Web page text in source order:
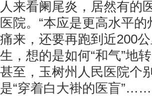
人来看阑尾炎，居然有的
医院。“本应是更高水平
痛来，还要再跑到近200
生，想的是如何“和气”地
甚至，玉树州人民医院个
是“穿着白大褂的医盲”……